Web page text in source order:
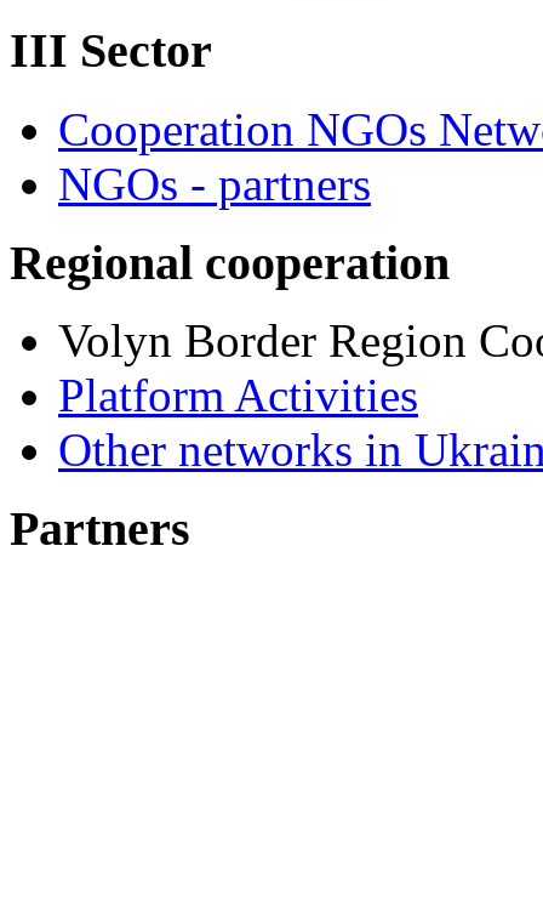
III Sector
Cooperation NGOs
NGOs - partners
Regional cooperation
Volyn Border Region
Platform Activities
Other networks in
Partners